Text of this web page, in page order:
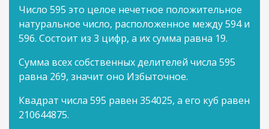
Число 595 это целое нечетное положительное
натуральное число, расположенное между 594 и
596. Состоит из 3 цифр, а их сумма равна 19.
Сумма всех собственных делителей числа 595
равна 269, значит оно Избыточное.
Квадрат числа 595 равен 354025, а его куб равен
210644875.